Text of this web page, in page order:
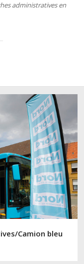
administratives en
Camion bleu